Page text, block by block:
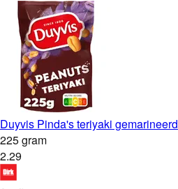
Duyvis Pinda's teriyaki gemarineerd
225 gram
2.29